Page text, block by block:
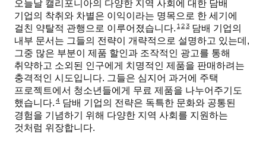
오늘날 캘리포니아의 다양한 지역 사회에 대한 담배
기업의 착취와 차별은 이익이라는 명목으로 한 세기에
걸친 약탈적 관행으로 이루어졌습니다. 123 담배 기업의
내부 문서는 그들의 전략이 개략적으로 설명하고 있는데,
그중 많은 부분이 제품 할인과 조작적인 광고를 통해
취약하고 소외된 인구에게 치명적인 제품을 판매하려는
충격적인 시도입니다. 그들은 심지어 과거에 주택
프로젝트에서 청소년들에게 무료 제품을 나누어주기도
했습니다. 4 담배 기업의 전략은 독특한 문화와 공통된
경험을 기념하기 위해 다양한 지역 사회를 지원하는
것처럼 위장합니다.